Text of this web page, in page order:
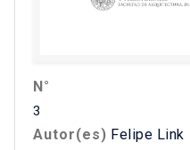
N°
3
Autor(es) Felipe Link